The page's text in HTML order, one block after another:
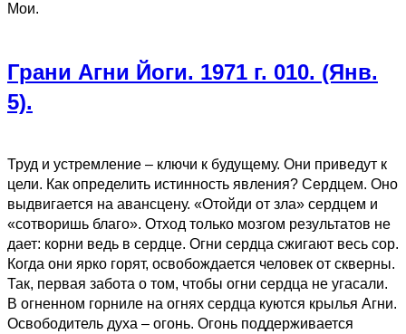
Мои.
Грани Агни Йоги. 1971 г. 010. (Янв.
5).
Труд и устремление – ключи к будущему. Они приведут к
цели. Как определить истинность явления? Сердцем. Оно
выдвигается на авансцену. «Отойди от зла» сердцем и
«сотворишь благо». Отход только мозгом результатов не
дает: корни ведь в сердце. Огни сердца сжигают весь сор.
Когда они ярко горят, освобождается человек от скверны.
Так, первая забота о том, чтобы огни сердца не угасали.
В огненном горниле на огнях сердца куются крылья Агни.
Освободитель духа – огонь. Огонь поддерживается